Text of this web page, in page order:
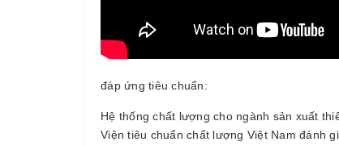
đáp ứng tiêu chuẩn:
Hệ thống chất lượng cho ngành sản xuất
Viện tiêu chuẩn chất lượng Việt Nam đánh